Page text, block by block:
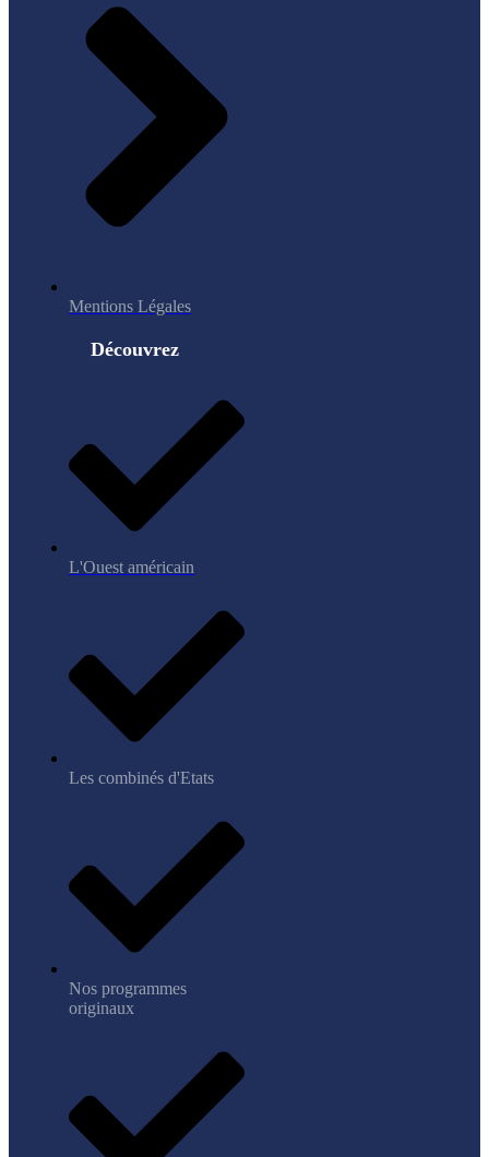
Mentions Légales
Découvrez
L'Ouest américain
Les combinés d'Etats
Nos programmes
originaux